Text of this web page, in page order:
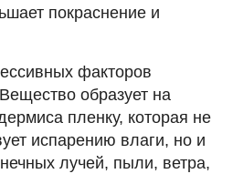
покраснение и
факторов
образует на
пленку, которая не
испарению влаги, но и
лучей, пыли, ветра,